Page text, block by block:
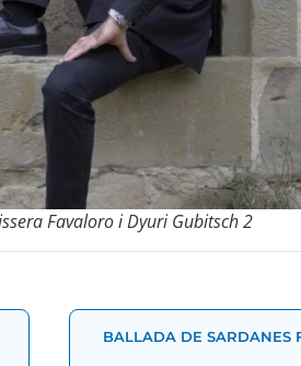
Favaloro i Dyuri Gubitsch 2
BALLADA DE SARDANES